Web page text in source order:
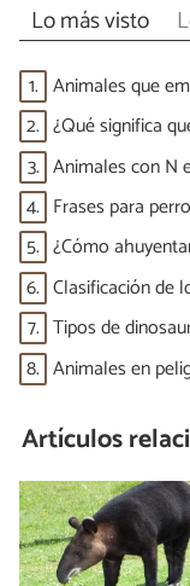
Lo más visto
1. Animales que
2. ¿Qué significa
3. Animales con N
4. Frases para
5. ¿Cómo
6. Clasificación de
7. Tipos de
8. Animales en
Artículos